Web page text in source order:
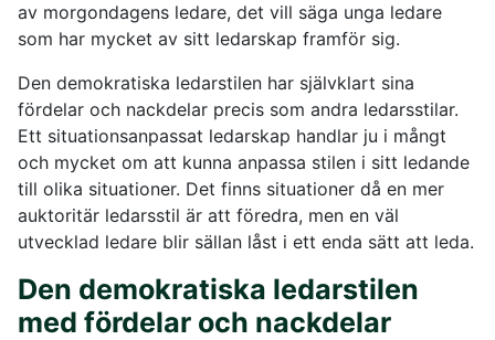
av morgondagens ledare, det vill säga unga ledare
som har mycket av sitt ledarskap framför sig.
Den demokratiska ledarstilen har självklart sina
fördelar och nackdelar precis som andra ledarsstilar.
Ett situationsanpassat ledarskap handlar ju i mångt
och mycket om att kunna anpassa stilen i sitt ledande
till olika situationer. Det finns situationer då en mer
auktoritär ledarsstil är att föredra, men en väl
utvecklad ledare blir sällan låst i ett enda sätt att leda.
Den demokratiska ledarstilen
med fördelar och nackdelar